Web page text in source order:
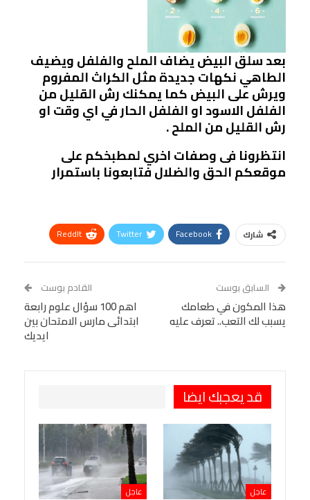
بعد سلق البيض يضاف الملح والفلفل ويضيف
الطاهي نكهات جديدة مثل الكراث المفروم
ويرش على البيض كما يمكنك رش القليل من
الفلفل الاسود او الفلفل الحار في اي وقت او
رش القليل من الملح .
انتظرونا فى وصفات اخري لمطبخكم على
موقعكم الحق والضلال فتابعونا باستمرار
شارك Facebook
Twitter
ReddIt
Tumblr
البريد الإلكتروني
StumbleUpon
VK
Digg
LINE
BlackBerry
Viber
السابق بوست
هذا المكون في طعامك
يسبب لك التعب.. تعرف عليه
القادم بوست
اهم 100 سؤال علوم رابعة
ابتدائى مارس الامتحان بين
ايديك
قد يعجبك ايضا
عاجل عاجل